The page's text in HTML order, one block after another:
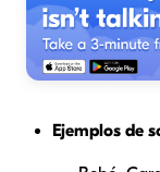
Ejemplos de